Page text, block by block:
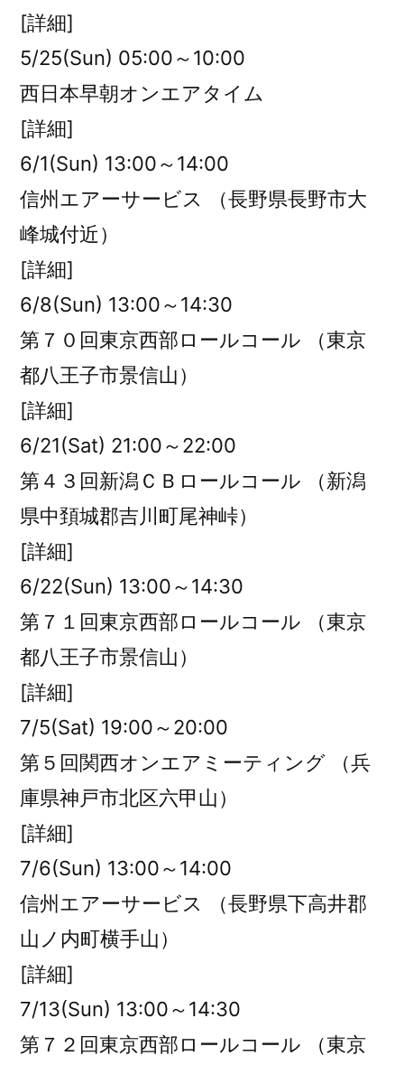
[詳細]
5/25(Sun) 05:00～10:00
西日本早朝オンエアタイム
[詳細]
6/1(Sun) 13:00～14:00
信州エアーサービス （長野県長野市大
峰城付近）
[詳細]
6/8(Sun) 13:00～14:30
第７０回東京西部ロールコール （東京
都八王子市景信山）
[詳細]
6/21(Sat) 21:00～22:00
第４３回新潟ＣＢロールコール （新潟
県中頚城郡吉川町尾神峠）
[詳細]
6/22(Sun) 13:00～14:30
第７１回東京西部ロールコール （東京
都八王子市景信山）
[詳細]
7/5(Sat) 19:00～20:00
第５回関西オンエアミーティング （兵
庫県神戸市北区六甲山）
[詳細]
7/6(Sun) 13:00～14:00
信州エアーサービス （長野県下高井郡
山ノ内町横手山）
[詳細]
7/13(Sun) 13:00～14:30
第７２回東京西部ロールコール （東京